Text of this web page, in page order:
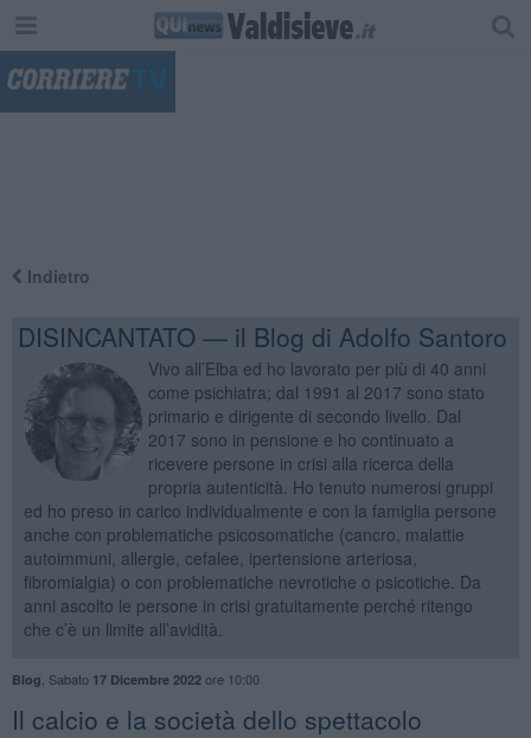
Indietro
DISINCANTATO — il Blog di Adolfo Santoro
Vivo all’Elba ed ho lavorato per più di 40 anni
come psichiatra; dal 1991 al 2017 sono stato
primario e dirigente di secondo livello. Dal
2017 sono in pensione e ho continuato a
ricevere persone in crisi alla ricerca della
propria autenticità. Ho tenuto numerosi gruppi
ed ho preso in carico individualmente e con la famiglia persone
anche con problematiche psicosomatiche (cancro, malattie
autoimmuni, allergie, cefalee, ipertensione arteriosa,
fibromialgia) o con problematiche nevrotiche o psicotiche. Da
anni ascolto le persone in crisi gratuitamente perché ritengo
che c’è un limite all’avidità.
Blog Sabato 17 Dicembre 2022ore 10:00
​Il calcio e la società dello spettacolo